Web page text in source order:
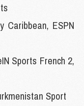
Caribbean, ESPN
Sports French 2,
Sport